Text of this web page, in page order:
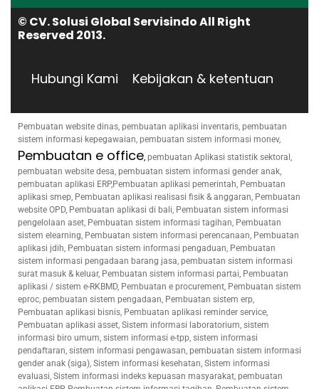
© CV. Solusi Global Servisindo All Right
Reserved 2013.
Hubungi Kami Kebijakan & ketentuan
Pembuatan website dinas, pembuatan aplikasi inventaris, pembuatan
sistem informasi kepegawaian, pembuatan sistem informasi monev,
Pembuatan e office, pembuatan Aplikasi statistik sektoral,
pembuatan website desa, pembuatan sistem informasi gender anak,
pembuatan aplikasi ERP,Pembuatan aplikasi pemerintah, Pembuatan
aplikasi smep, Pembuatan aplikasi realisasi fisik & anggaran, Pembuatan
website OPD, Pembuatan aplikasi di bali, Pembuatan sistem informasi
pengelolaan aset, Pembuatan sistem informasi tagihan, Pembuatan
sistem elearning, Pembuatan sistem informasi perencanaan, Pembuatan
aplikasi jdih, Pembuatan sistem informasi pengaduan, Pembuatan
sistem informasi pengadaan barang jasa, pembuatan sistem informasi
surat masuk & keluar, Pembuatan sistem informasi partai, Pembuatan
aplikasi / sistem e-RKBMD, Pembuatan e procurement, Pembuatan sistem
eproc, pembuatan sistem pengadaan, Pembuatan sistem erp,
Pembuatan aplikasi bisnis, Pembuatan aplikasi reminder service,
Pembuatan aplikasi asset, Sistem informasi laboratorium, sistem
informasi biro umum, sistem informasi e-tpp, sistem informasi
pendaftaran, sistem informasi pengawasan, pembuatan sistem informasi
gender anak (siga), Sistem informasi kesehatan, Sistem informasi
evaluasi, Sistem informasi indeks kepuasan masyarakat, pembuatan